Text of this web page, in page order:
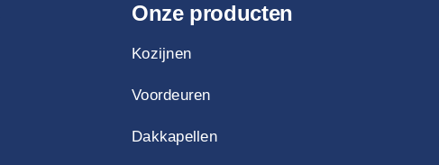
Onze producten
Kozijnen
Voordeuren
Dakkapellen